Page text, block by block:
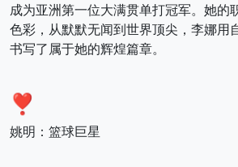
成为亚洲第一位大满贯单打冠军。她的
色彩，从默默无闻到世界顶尖，李娜用
书写了属于她的辉煌篇章。
❣️
姚明：篮球巨星